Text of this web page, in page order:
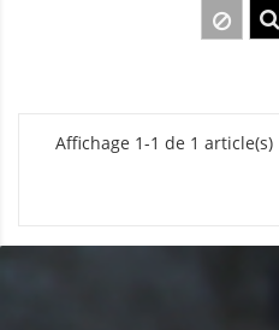
Affichage 1-1 de 1 article(s)